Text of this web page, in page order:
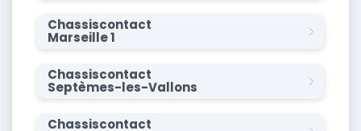
Chassiscontact
Marseille 1
Chassiscontact
Septèmes-les-Vallons
Chassiscontact